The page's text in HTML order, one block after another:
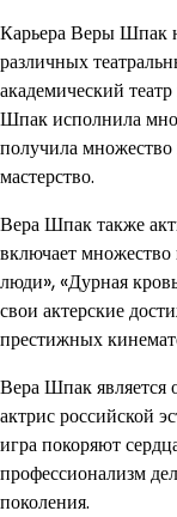
Карьера Веры Шпак
различных
академический
Шпак исполнила
получила
мастерство.
Вера Шпак также
включает
люди», «Дурная
свои актерские
престижных
Вера Шпак является
актрис российской
игра покоряют
профессионализм
поколения.